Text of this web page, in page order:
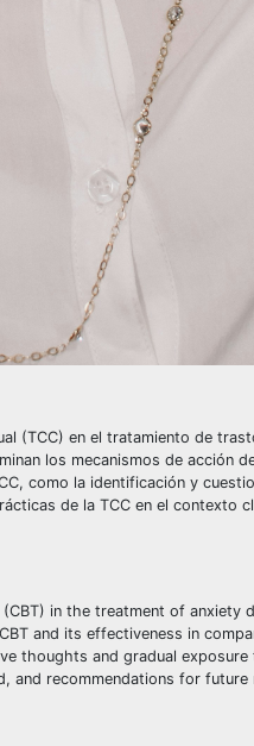
(TCC) en el tratamiento de
los mecanismos de acción
como la identificación y
de la TCC en el contexto
in the treatment of anxiety
and its effectiveness in
thoughts and gradual
and recommendations for